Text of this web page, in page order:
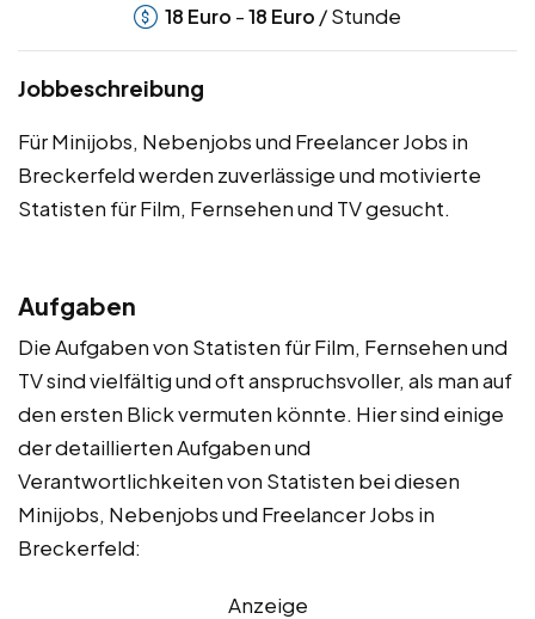
18 Euro -18 Euro / Stunde
Jobbeschreibung
Für Minijobs, Nebenjobs und Freelancer Jobs in
Breckerfeld werden zuverlässige und motivierte
Statisten für Film, Fernsehen und TV gesucht.
Aufgaben
Die Aufgaben von Statisten für Film, Fernsehen und
TV sind vielfältig und oft anspruchsvoller, als man auf
den ersten Blick vermuten könnte. Hier sind einige
der detaillierten Aufgaben und
Verantwortlichkeiten von Statisten bei diesen
Minijobs, Nebenjobs und Freelancer Jobs in
Breckerfeld:
Anzeige